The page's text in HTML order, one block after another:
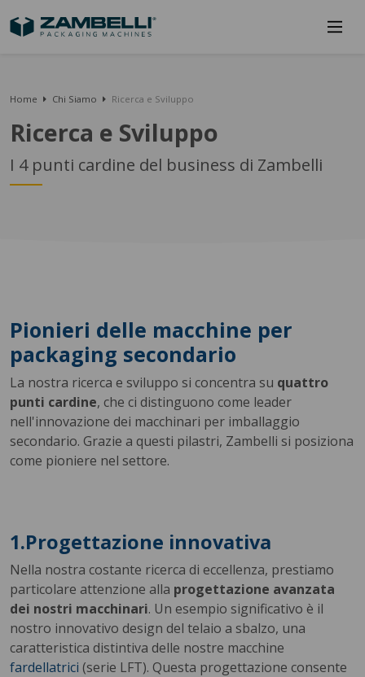
Home Chi Siamo Ricerca e Sviluppo
Ricerca e Sviluppo
I 4 punti cardine del business di Zambelli
Pionieri delle macchine per
packaging secondario
La nostra ricerca e sviluppo si concentra su quattro
punti cardine, che ci distinguono come leader
nell'innovazione dei macchinari per imballaggio
secondario. Grazie a questi pilastri, Zambelli si posiziona
come pioniere nel settore.
1.Progettazione innovativa
Nella nostra costante ricerca di eccellenza, prestiamo
particolare attenzione alla progettazione avanzata
dei nostri macchinari. Un esempio significativo è il
nostro innovativo design del telaio a sbalzo, una
caratteristica distintiva delle nostre macchine
fardellatrici (serie LFT). Questa progettazione consente